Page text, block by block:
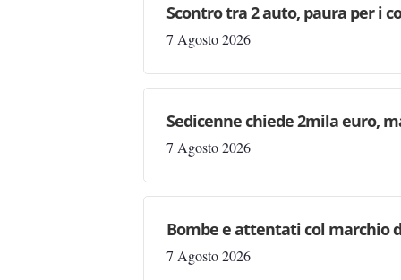
Scontro tra 2 auto, paura per i
7 Agosto 2026
Sedicenne chiede 2mila euro,
7 Agosto 2026
Bombe e attentati col marchio
7 Agosto 2026